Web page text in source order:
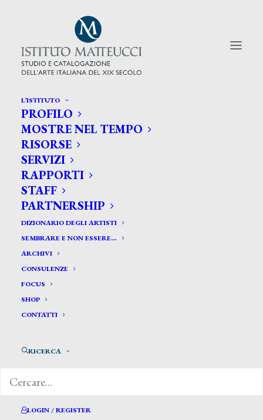
L’ISTITUTO
PROFILO
MOSTRE NEL TEMPO
RISORSE
SERVIZI
RAPPORTI
STAFF
PARTNERSHIP
DIZIONARIO DEGLI ARTISTI
SEMBRARE E NON ESSERE…
ARCHIVI
CONSULENZE
FOCUS
SHOP
CONTATTI
RICERCA
LOGIN / REGISTER
CERCA TRA GLI ARTISTI:
Search
for:
Mori G.